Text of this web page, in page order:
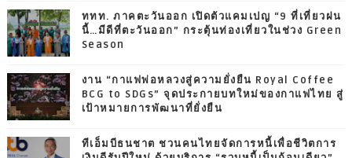
ททท. ภาคตะวันออก เปิดตัวแคมเปญ “9 ที่เที่ยวฝน
นี้…มีดีที่ตะวันออก” กระตุ้นท่องเที่ยวในช่วง Green
Season
งาน “กาแฟพ่อหลวงสู่ความยั่งยืน Royal Coffee
BCG to SDGs” จุดประกายบทใหม่ของกาแฟไทย สู่
เป้าหมายการพัฒนาที่ยั่งยืน
ทีเอ็มบีธนชาต ชวนคนไทยจัดการหนี้เพื่อชีวิตการ